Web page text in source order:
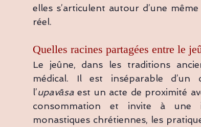
elles s’articulent autour d’une
réel.
Quelles racines partagées entre le
Le jeûne, dans les traditions
médical. Il est inséparable d’un
l’upavāsa est un acte de proximité
consommation et invite à une
monastiques chrétiennes, les